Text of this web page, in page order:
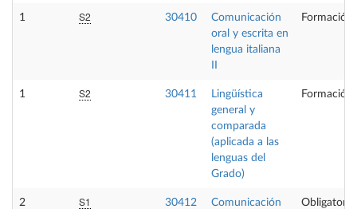
1 S2 30410
Comunicación
oral y escrita en
lengua italiana
Formación
1 S2 30411
Lingüística
general y
comparada
(aplicada a las
lenguas del
Grado)
Formación
2 S1 30412
Comunicación
Obligatoria